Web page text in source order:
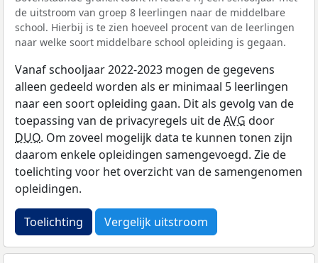
de uitstroom van groep 8 leerlingen naar de middelbare
school. Hierbij is te zien hoeveel procent van de leerlingen
naar welke soort middelbare school opleiding is gegaan.
Vanaf schooljaar 2022-2023 mogen de gegevens
alleen gedeeld worden als er minimaal 5 leerlingen
naar een soort opleiding gaan. Dit als gevolg van de
toepassing van de privacyregels uit deAVG door
DUO. Om zoveel mogelijk data te kunnen tonen zijn
daarom enkele opleidingen samengevoegd. Zie de
toelichting voor het overzicht van de samengenomen
opleidingen.
Toelichting Vergelijk uitstroom